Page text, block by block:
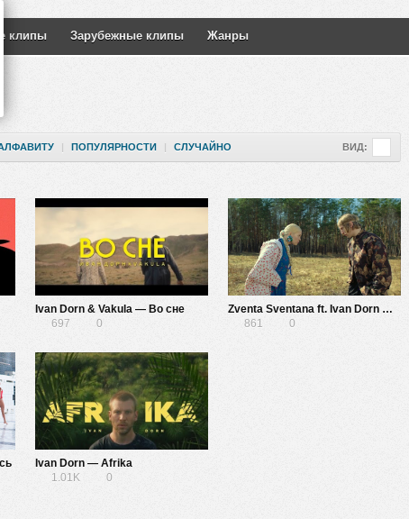
клипы Зарубежные клипы Жанры
| ПОПУЛЯРНОСТИ | СЛУЧАЙНО ВИД:
Ivan Dorn & Vakula — Во сне
697
0
Zventa Sventana ft. Ivan Dorn — Мужа дома нету
861
0
Ivan Dorn — Afrika
1.01K
0